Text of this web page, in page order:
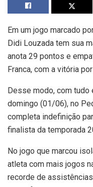
Em um jogo marcado
Didi Louzada tem sua
anota 29 pontos e
Franca, com a vitória
Desse modo, com
domingo (01/06), no
completa indefinição
finalista da temporada
No jogo que marcou
atleta com mais jogos
recorde de